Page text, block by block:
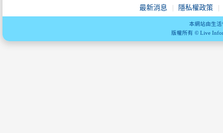
最新消息 隱私權政策
本網站由生
版權所有 © Live